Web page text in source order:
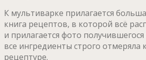
К мультиварке прилагается
книга рецептов, в которой всё
и прилагается фото
все ингредиенты строго отмеряла
рецептуре.